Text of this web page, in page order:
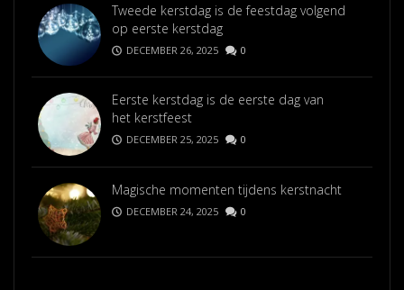
Tweede kerstdag is de feestdag volgend
op eerste kerstdag
DECEMBER 26, 2025 0
Eerste kerstdag is de eerste dag van
het kerstfeest
DECEMBER 25, 2025 0
Magische momenten tijdens kerstnacht
DECEMBER 24, 2025 0